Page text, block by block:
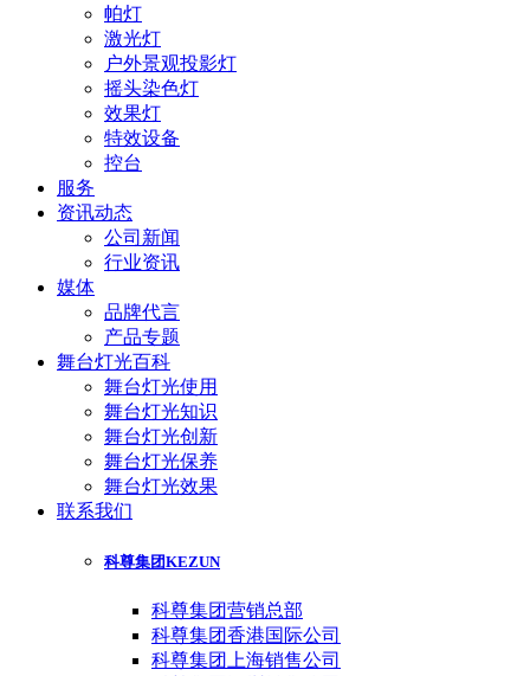
帕灯
激光灯
户外景观投影灯
摇头染色灯
效果灯
特效设备
控台
服务
资讯动态
公司新闻
行业资讯
媒体
品牌代言
产品专题
舞台灯光百科
舞台灯光使用
舞台灯光知识
舞台灯光创新
舞台灯光保养
舞台灯光效果
联系我们
科尊集团KEZUN
科尊集团营销总部
科尊集团香港国际公司
科尊集团上海销售公司